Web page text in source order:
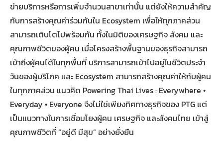
ข่ายบริการหรือการเพิ่มจำนวนสาขาเท่านั้น แต่ยังให้ความสำคัญ
กับการสร้างคุณค่าร่วมกันใน Ecosystem เพื่อให้ทุกภาคส่วน
สามารถเติบโตไปพร้อมกัน ทั้งในมิติของเศรษฐกิจ สังคม และ
คุณภาพชีวิตของผู้คน เมื่อโครงสร้างพื้นฐานของธุรกิจสามารถ
เข้าถึงผู้คนได้ในทุกพื้นที่ บริการสามารถเข้าไปอยู่ในชีวิตประจำ
วันของผู้บริโภค และ Ecosystem สามารถสร้างคุณค่าให้กับผู้คน
ในทุกภาคส่วน แนวคิด Powering Thai Lives : Everywhere •
Everyday • Everyone จึงไม่ใช่เพียงทิศทางธุรกิจของ PTG แต่
เป็นแนวทางในการเชื่อมโยงผู้คน เศรษฐกิจ และสังคมไทย เข้าสู่
คุณภาพชีวิตที่ “อยู่ดี มีสุข” อย่างยั่งยืน